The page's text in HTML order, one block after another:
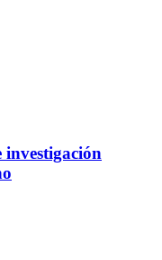
investigación